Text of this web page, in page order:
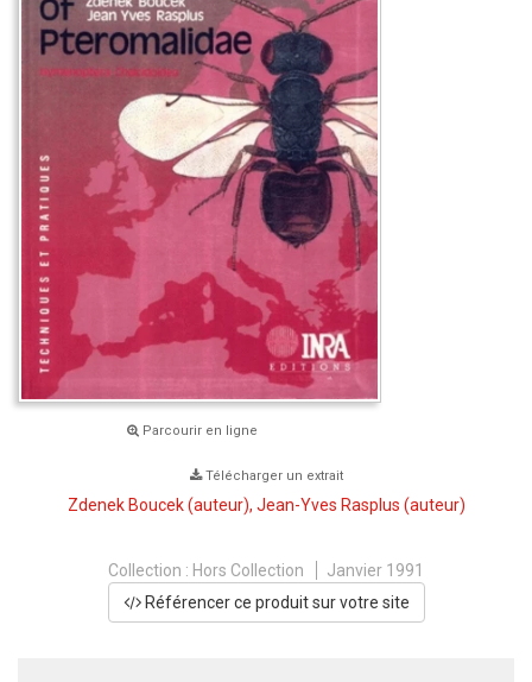
Parcourir en ligne
Télécharger un extrait
Zdenek Boucek(auteur), Jean-Yves Rasplus (auteur)
Collection : Hors Collection
Janvier 1991
Référencer ce produit sur votre site